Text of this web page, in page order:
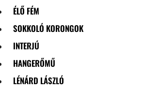
ÉLŐ FÉM
SOKKOLÓ KORONGOK
INTERJÚ
HANGERŐMŰ
LÉNÁRD LÁSZLÓ